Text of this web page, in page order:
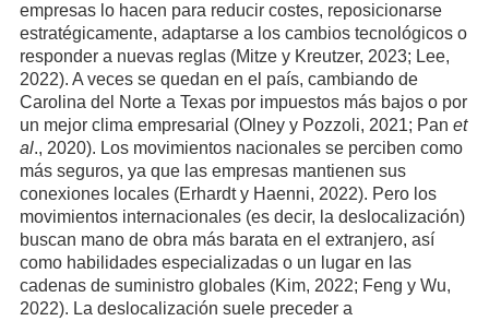
empresas lo hacen para reducir costes, reposicionarse
estratégicamente, adaptarse a los cambios tecnológicos o
responder a nuevas reglas (Mitze y Kreutzer, 2023; Lee,
2022). A veces se quedan en el país, cambiando de
Carolina del Norte a Texas por impuestos más bajos o por
un mejor clima empresarial (Olney y Pozzoli, 2021; Pan et
al., 2020). Los movimientos nacionales se perciben como
más seguros, ya que las empresas mantienen sus
conexiones locales (Erhardt y Haenni, 2022). Pero los
movimientos internacionales (es decir, la deslocalización)
buscan mano de obra más barata en el extranjero, así
como habilidades especializadas o un lugar en las
cadenas de suministro globales (Kim, 2022; Feng y Wu,
2022). La deslocalización suele preceder a